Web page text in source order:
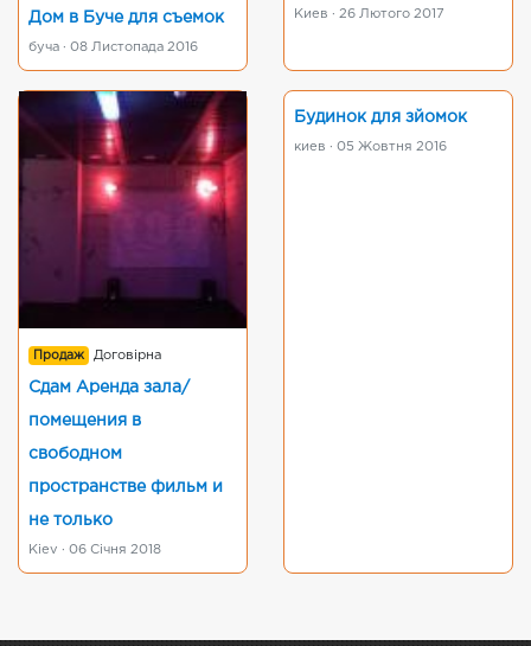
Дом в Буче для съемок
буча · 08 Листопада 2016
Киев · 26 Лютого 2017
Продаж Договірна
Сдам Аренда зала/
помещения в
свободном
пространстве фильм и
не только
Kiev · 06 Січня 2018
Будинок для зйомок
киев · 05 Жовтня 2016